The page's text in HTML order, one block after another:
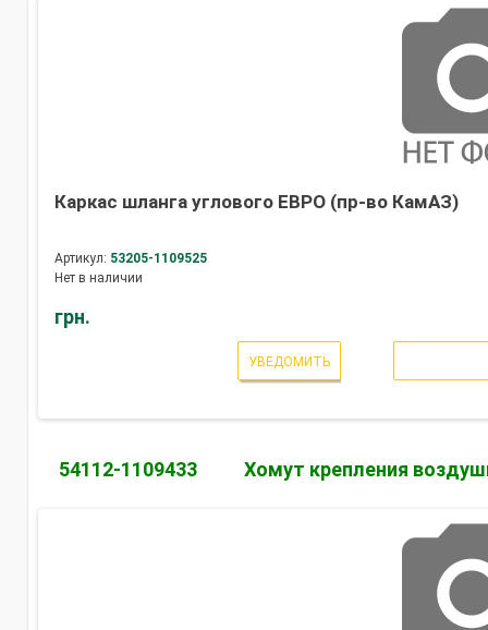
Каркас шланга углового ЕВРО (пр-во КамАЗ)
Артикул: 53205-1109525
Нет в наличии
грн.
УВЕДОМИТЬ
54112-1109433 Хомут крепления